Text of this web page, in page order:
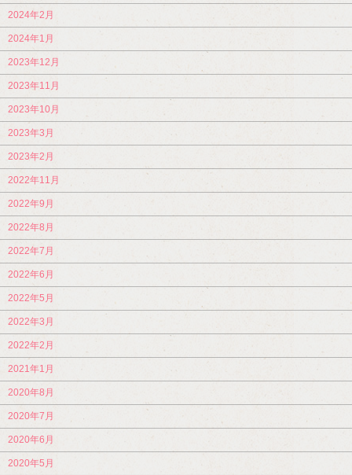
2024年2月
2024年1月
2023年12月
2023年11月
2023年10月
2023年3月
2023年2月
2022年11月
2022年9月
2022年8月
2022年7月
2022年6月
2022年5月
2022年3月
2022年2月
2021年1月
2020年8月
2020年7月
2020年6月
2020年5月